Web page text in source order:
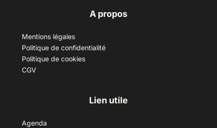
A propos
Mentions légales
Politique de confidentialité
Politique de cookies
CGV
Lien utile
Agenda